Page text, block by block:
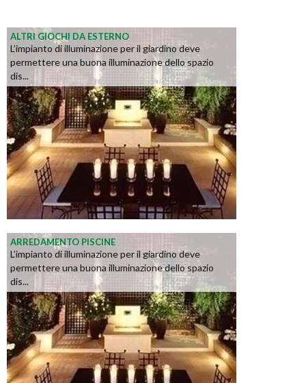
ALTRI GIOCHI DA ESTERNO
L’impianto di illuminazione per il giardino deve
permettere una buona illuminazione dello spazio
dis...
ARREDAMENTO PISCINE
L’impianto di illuminazione per il giardino deve
permettere una buona illuminazione dello spazio
dis...